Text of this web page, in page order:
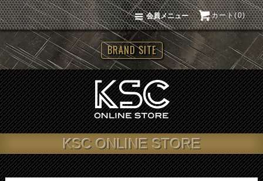
カート(0)
会員メニュー
BRAND SITE
KSC ONLINE STORE